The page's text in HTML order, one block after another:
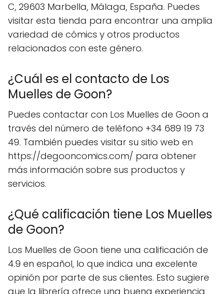
C, 29603 Marbella, Málaga, España. Puedes
visitar esta tienda para encontrar una amplia
variedad de cómics y otros productos
relacionados con este género.
¿Cuál es el contacto de Los
Muelles de Goon?
Puedes contactar con Los Muelles de Goon a
través del número de teléfono +34 689 19 73
49. También puedes visitar su sitio web en
https://degooncomics.com/ para obtener
más información sobre sus productos y
servicios.
¿Qué calificación tiene Los Muelles
de Goon?
Los Muelles de Goon tiene una calificación de
4.9 en español, lo que indica una excelente
opinión por parte de sus clientes. Esto sugiere
que la librería ofrece una buena experiencia